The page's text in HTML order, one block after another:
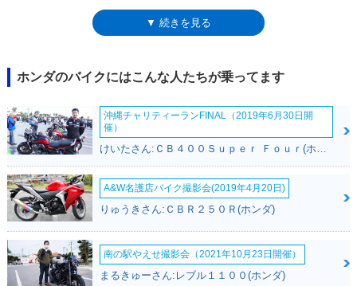
ユニットながら、エンジン上部のカムシャフト駆動をこれまでのチェーン
式からカムギアトレーン式に変更し、高回転化に適合していた。また、エ
ーサー仕様」だった。87年のモデルチェンジでNC24型となったVFR400R
は、ここで片持ち式のリアスイングアームを採用。「プロアーム」と呼ば
れた独特なスタイルは、ホイール着脱の容易さが求められるレーサーゆず
りの構造で、NC24以降の外観的特徴になった。3代目のVFR400Rこと
NC30型が発売されたのは、1989年1月6日。「昭和」が終わる一日前のこ
とだった。点火プラグを小径化することで、吸排気バルブを大径化するな
どのリファインを受けたエンジン、クロスレシオ化された6速ミッショ
ン、バックトルクリミッターを備えたクラッチ、小型軽量なデュアルヘッ
ドライトの採用といった進化を受けていたNC30は、初代（NC21）が1年
弱、二代目（NC24）が2年弱と短いスパンでモデルチェンジを繰り返した
のに対し、約4年間生産された。そののち、1994年のモデルチェンジで、
車名をRVFに改めた。
▼ 続きを見る
ホンダのバイクにはこんな人たちが乗ってます
沖縄チャリティーランFINAL（2019年6月30日開
催）
A&W名護店バイク撮影会(2019年4月20日)
りゅうきさん:ＣＢＲ２５０Ｒ(ホンダ)
南の駅やえせ撮影会（2021年10月23日開催）
まるきゅーさん:レブル１１００(ホンダ)